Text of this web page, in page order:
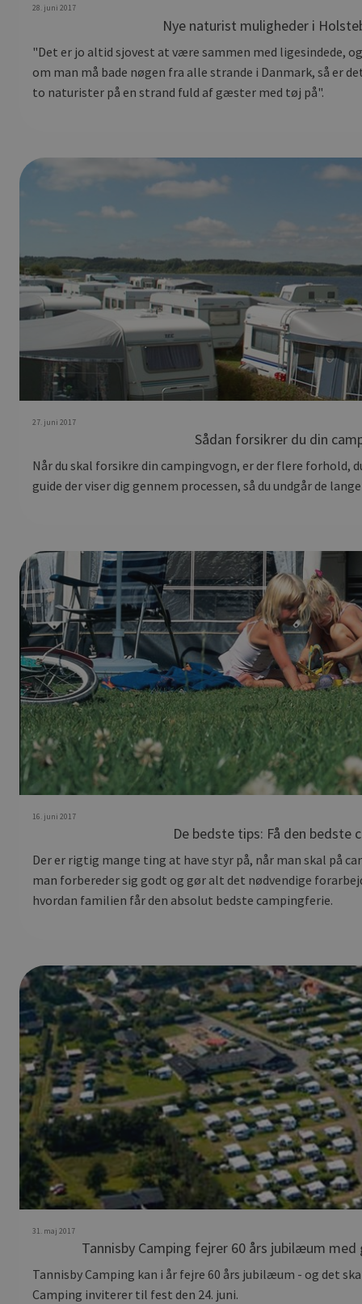
28. juni 2017
Nye naturist muligheder i
"Det er jo altid sjovest at være sammen med ligesindede,
om man må bade nøgen fra alle strande i Danmark, så er
to naturister på en strand fuld af gæster med tøj på".
27. juni 2017
Sådan forsikrer du din
Når du skal forsikre din campingvogn, er der flere forhold,
guide der viser dig gennem processen, så du undgår de
16. juni 2017
De bedste tips: Få den bedste
Der er rigtig mange ting at have styr på, når man skal på
man forbereder sig godt og gør alt det nødvendige
hvordan familien får den absolut bedste campingferie.
31. maj 2017
Tannisby Camping fejrer 60 års jubilæum
Tannisby Camping kan i år fejre 60 års jubilæum - og det
Camping inviterer til fest den 24. juni.